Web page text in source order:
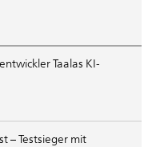
Taalas KI-
– Testsieger mit